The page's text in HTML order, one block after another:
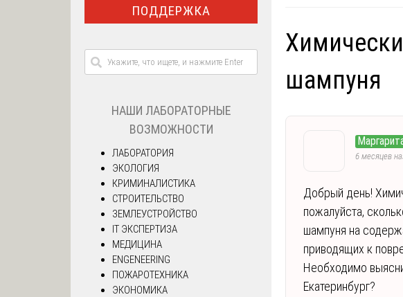
шампуня
6 месяцев
Добрый день!
пожалуйста,
шампуня на
приводящих к
Необходимо
Екатеринбург?
ПОДДЕРЖКА
НАШИ ЛАБОРАТОРНЫЕ
ВОЗМОЖНОСТИ
ЛАБОРАТОРИЯ
ЭКОЛОГИЯ
КРИМИНАЛИСТИКА
СТРОИТЕЛЬСТВО
ЗЕМЛЕУСТРОЙСТВО
IT ЭКСПЕРТИЗА
МЕДИЦИНА
ENGENEERING
ПОЖАРОТЕХНИКА
ЭКОНОМИКА